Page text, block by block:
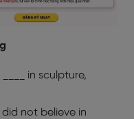
in sculpture,
not believe in